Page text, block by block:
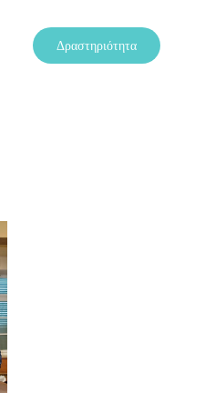
Δραστηριότητα